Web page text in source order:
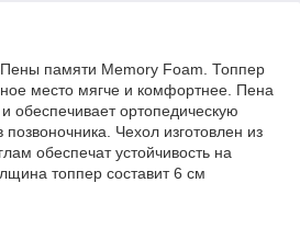
памяти Memory Foam. Топпер
место мягче и комфортнее. Пена
обеспечивает ортопедическую
Чехол изготовлен из
обеспечат устойчивость на
топпер составит 6 см